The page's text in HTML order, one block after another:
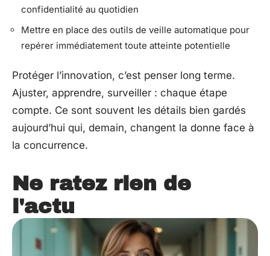
confidentialité au quotidien
Mettre en place des outils de veille automatique pour
repérer immédiatement toute atteinte potentielle
Protéger l’innovation, c’est penser long terme.
Ajuster, apprendre, surveiller : chaque étape
compte. Ce sont souvent les détails bien gardés
aujourd’hui qui, demain, changent la donne face à
la concurrence.
Ne ratez rien de
l'actu